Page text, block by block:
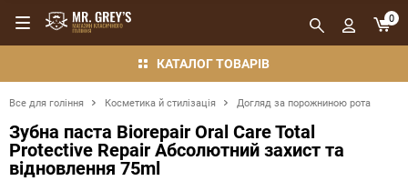
КАТАЛОГ ТОВАРІВ
0
Все для гоління Косметика й стилізація Догляд за порожниною рота
Зубна паста Biorepair Oral Care Total
Protective Repair Абсолютний захист та
відновлення 75ml